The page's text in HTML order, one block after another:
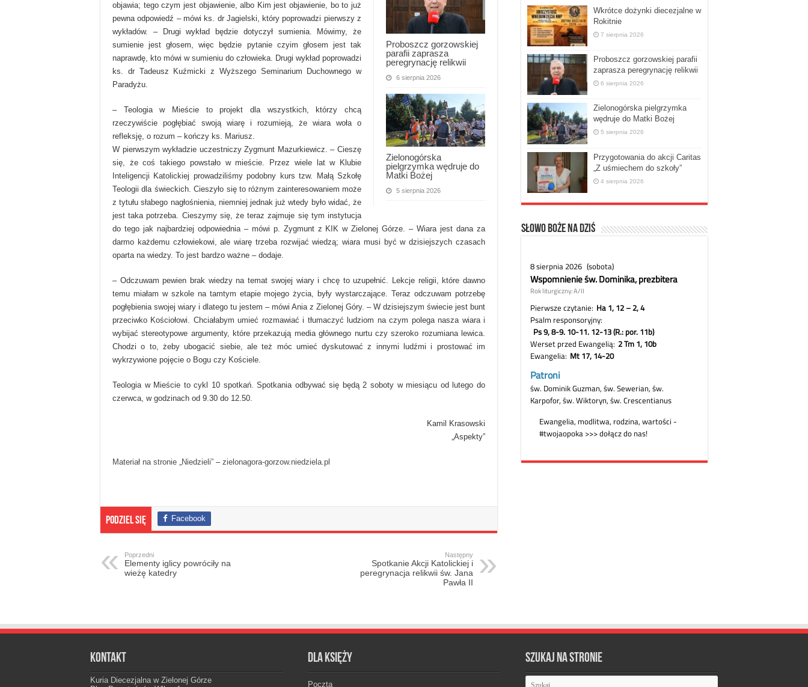
Proboszcz gorzowskiej
parafii zaprasza
peregrynację relikwii
6 sierpnia 2026
Zielonogórska
pielgrzymka wędruje do
Matki Bożej
5 sierpnia 2026
objawia; tego czym jest objawienie, albo Kim jest objawienie, bo to już
pewna odpowiedź – mówi ks. dr Jagielski, który poprowadzi pierwszy z
wykładów. – Drugi wykład będzie dotyczył sumienia. Mówimy, że
sumienie jest głosem, więc będzie pytanie czyim głosem jest tak
naprawdę, kto mówi w sumieniu do człowieka. Drugi wykład poprowadzi
ks. dr Tadeusz Kuźmicki z Wyższego Seminarium Duchownego w
Paradyżu.
– Teologia w Mieście to projekt dla wszystkich, którzy chcą
rzeczywiście pogłębiać swoją wiarę i rozumieją, że wiara woła o
refleksję, o rozum – kończy ks. Mariusz.
W pierwszym wykładzie uczestniczy Zygmunt Mazurkiewicz. – Cieszę
się, że coś takiego powstało w mieście. Przez wiele lat w Klubie
Inteligencji Katolickiej prowadziliśmy podobny kurs tzw. Małą Szkołę
Teologii dla świeckich. Cieszyło się to różnym zainteresowaniem może
z tytułu słabego nagłośnienia, niemniej jednak już wtedy było widać, że
jest taka potrzeba. Cieszymy się, że teraz zajmuje się tym instytucja
do tego jak najbardziej odpowiednia – mówi p. Zygmunt z KIK w Zielonej Górze. – Wiara jest dana za
darmo każdemu człowiekowi, ale wiarę trzeba rozwijać wiedzą; wiara musi być w dzisiejszych czasach
oparta na wiedzy. To jest bardzo ważne – dodaje.
– Odczuwam pewien brak wiedzy na temat swojej wiary i chcę to uzupełnić. Lekcje religii, które dawno
temu miałam w szkole na tamtym etapie mojego życia, były wystarczające. Teraz odczuwam potrzebę
pogłębienia swojej wiary i dlatego tu jestem – mówi Ania z Zielonej Góry. – W dzisiejszym świecie jest bunt
przeciwko Kościołowi. Chciałabym umieć rozmawiać i tłumaczyć ludziom na czym polega nasza wiara i
wybijać stereotypowe argumenty, które przekazują media głównego nurtu czy szeroko rozumiana lewica.
Chodzi o to, żeby ubogacić siebie, ale też móc umieć dyskutować z innymi ludźmi i prostować im
wykrzywione pojęcie o Bogu czy Kościele.
Teologia w Mieście to cykl 10 spotkań. Spotkania odbywać się będą 2 soboty w miesiącu od lutego do
czerwca, w godzinach od 9.30 do 12.50.
Kamil Krasowski
„Aspekty”
Materiał na stronie „Niedzieli” – zielonagora-gorzow.niedziela.pl
Podziel się Facebook
Poprzedni
Elementy iglicy powróciły na
wieżę katedry
Następny
Spotkanie Akcji Katolickiej i
peregrynacja relikwii św. Jana
Pawła II
Wkrótce dożynki diecezjalne w
Rokitnie
7 sierpnia 2026
Proboszcz gorzowskiej parafii
zaprasza peregrynację relikwii
6 sierpnia 2026
Zielonogórska pielgrzymka
wędruje do Matki Bożej
5 sierpnia 2026
Przygotowania do akcji Caritas
„Z uśmiechem do szkoły”
4 sierpnia 2026
Słowo Boże na dziś
Kontakt
Kuria Diecezjalna w Zielonej Górze
Dla księży
Poczta
Szukaj na stronie